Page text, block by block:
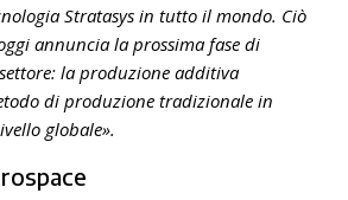
Stratasys in tutto il mondo. Ciò
annuncia la prossima fase di
la produzione additiva
di produzione tradizionale in
globale».